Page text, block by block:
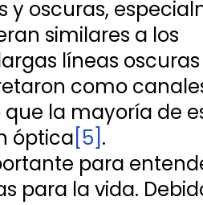
y oscuras,
similares a los
líneas
como
la mayoría de
óptica [5] .
para
para la vida.